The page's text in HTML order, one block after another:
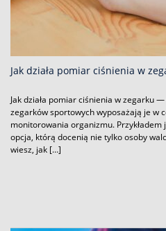
Jak działa pomiar ciśnienia w
Jak działa pomiar ciśnienia w zegarku
zegarków sportowych wyposażają je w
monitorowania organizmu.
opcja, którą docenią nie tylko osoby
wiesz, jak […]